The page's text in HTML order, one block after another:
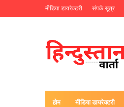
मीडिया डायरेक्टरी संपर्क सूत्र
होम मीडिया डायरेक्टरी